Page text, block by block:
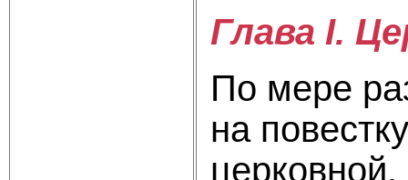
Глава I.
По мере
на